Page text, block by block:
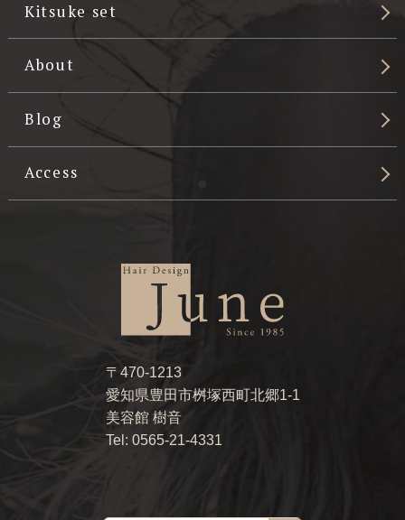
Kitsuke set
About
Blog
Access
〒470-1213
愛知県豊田市桝塚西町北郷1-1
美容館 樹音
Tel: 0565-21-4331